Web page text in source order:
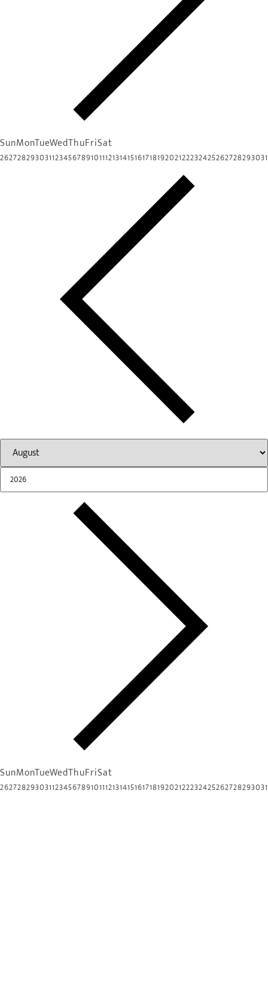
SunMonTueWedThuFriSat
26272829303112345678910111213141516171819202122232425262728293031
SunMonTueWedThuFriSat
26272829303112345678910111213141516171819202122232425262728293031